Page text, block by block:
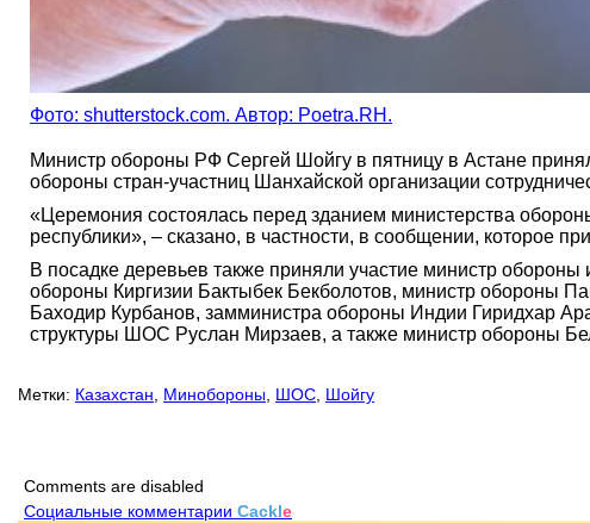
Фото: shutterstock.com. Автор: Poetra.RH.
Министр обороны РФ Сергей Шойгу в пятницу в Астане
обороны стран-участниц Шанхайской организации
«Церемония состоялась перед зданием министерства
республики», – сказано, в частности, в сообщении, которое
В посадке деревьев также приняли участие министр
обороны Киргизии Бактыбек Бекболотов, министр обороны
Баходир Курбанов, замминистра обороны Индии Гиридхар
структуры ШОС Руслан Мирзаев, а также министр обороны
Метки: Казахстан, Минобороны, ШОС, Шойгу
Comments are disabled
Социальные комментарии Cackle